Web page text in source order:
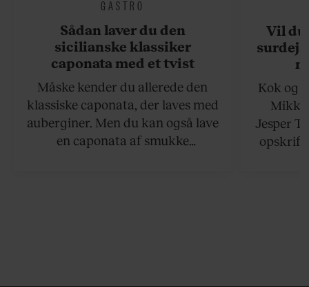
GASTRO
Sådan laver du den
sicilianske klassiker
caponata med et tvist
Måske kender du allerede den
klassiske caponata, der laves med
auberginer. Men du kan også lave
en caponata af smukke
Vil du
Kok og
Jesper
opskrift